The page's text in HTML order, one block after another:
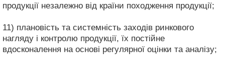
продукції незалежно від країни походження продукції;
11) плановість та системність заходів ринкового
нагляду і контролю продукції, їх постійне
вдосконалення на основі регулярної оцінки та аналізу;